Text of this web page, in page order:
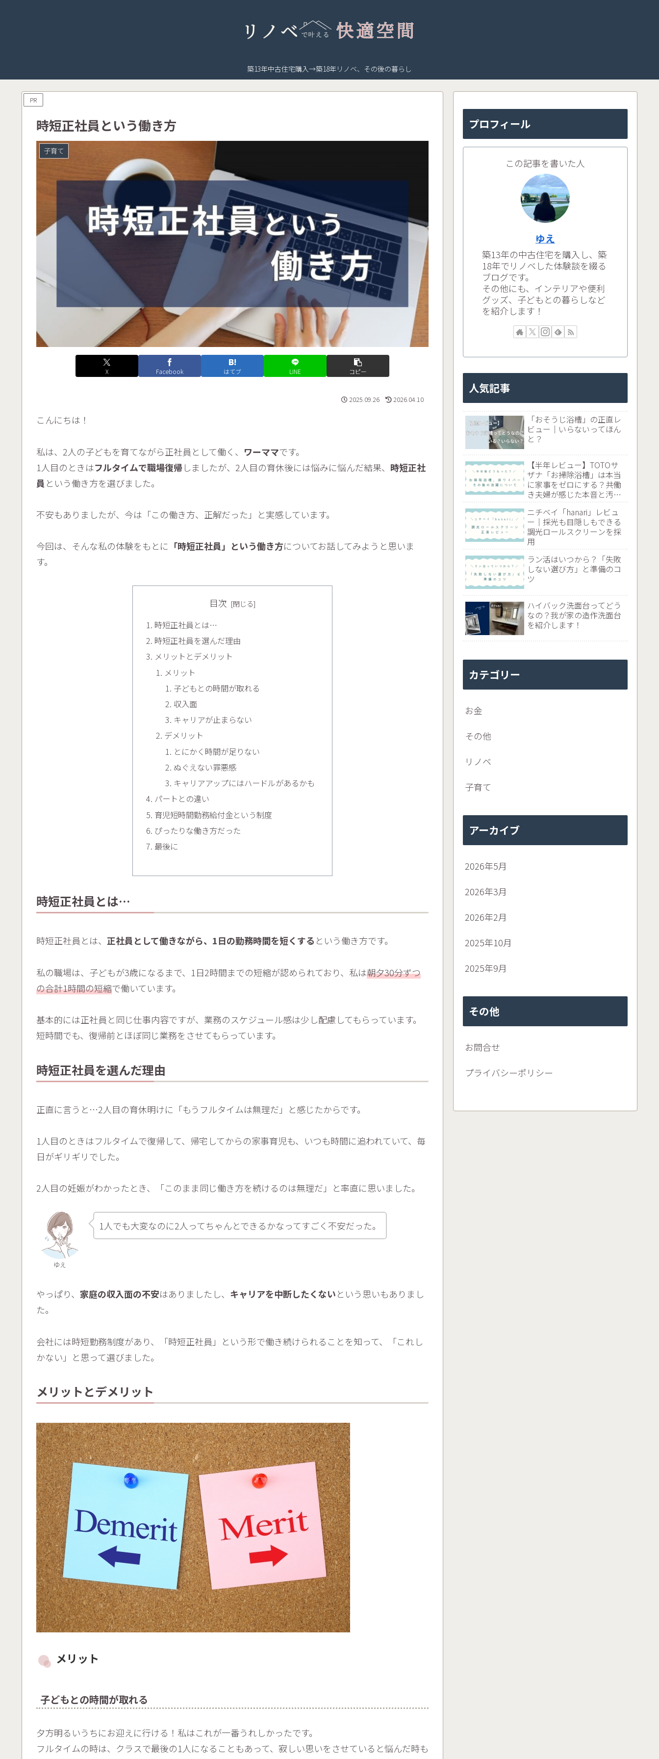
築13年中古住宅購入→築18年リノベ、その後の暮らし
PR
時短正社員という働き方
子育て
X Facebook はてブ LINE コピー
2025.09.26 2026.04.10
こんにちは！
私は、2人の子どもを育てながら正社員として働く、 ワーママです。
1人目のときはフルタイムで職場復帰しましたが、2人目の育休後には悩みに悩んだ結果、 時短正社
員 という働き方を選びました。
不安もありましたが、今は「この働き方、正解だった」と実感しています。
今回は、そんな私の体験をもとに 「時短正社員」という働き方についてお話してみようと思いま
す。
目次
時短正社員とは…
時短正社員を選んだ理由
メリットとデメリット
メリット
子どもとの時間が取れる
収入面
キャリアが止まらない
デメリット
とにかく時間が足りない
ぬぐえない罪悪感
キャリアアップにはハードルがあるかも
パートとの違い
育児短時間勤務給付金という制度
ぴったりな働き方だった
最後に
時短正社員とは…
時短正社員とは、 正社員として働きながら、1日の勤務時間を短くする という働き方です。
私の職場は、子どもが3歳になるまで、1日2時間までの短縮が認められており、私は朝夕30分ずつ
の合計1時間の短縮で働いています。
基本的には正社員と同じ仕事内容ですが、業務のスケジュール感は少し配慮してもらっています。
短時間でも、復帰前とほぼ同じ業務をさせてもらっています。
時短正社員を選んだ理由
正直に言うと…2人目の育休明けに「もうフルタイムは無理だ」と感じたからです。
1人目のときはフルタイムで復帰して、帰宅してからの家事育児も、いつも時間に追われていて、毎
日がギリギリでした。
2人目の妊娠がわかったとき、「このまま同じ働き方を続けるのは無理だ」と率直に思いました。
ゆえ
1人でも大変なのに2人ってちゃんとできるかなってすごく不安だった。
やっぱり、 家庭の収入面の不安はありましたし、 キャリアを中断したくないという思いもありまし
た。
会社には時短勤務制度があり、「時短正社員」という形で働き続けられることを知って、「これし
かない」と思って選びました。
メリットとデメリット
メリット
子どもとの時間が取れる
夕方明るいうちにお迎えに行ける！私はこれが一番うれしかったです。
フルタイムの時は、クラスで最後の1人になることもあって、寂しい思いをさせていると悩んだ時も
プロフィール
この記事を書いた人
ゆえ
築13年の中古住宅を購入し、築
18年でリノベした体験談を綴る
ブログです。
その他にも、インテリアや便利
グッズ、子どもとの暮らしなど
を紹介します！
人気記事
「おそうじ浴槽」の正直レ
ビュー｜いらないってほん
と？
【半年レビュー】TOTOサ
ザナ「お掃除浴槽」は本当
に家事をゼロにする？共働
き夫婦が感じた本音と汚れ
ニチベイ「hanari」レビュ
ー｜採光も目隠しもできる
調光ロールスクリーンを採
用
ラン活はいつから？「失敗
しない選び方」と準備のコ
ツ
ハイバック洗面台ってどう
なの？我が家の造作洗面台
を紹介します！
カテゴリー
お金
その他
リノベ
子育て
アーカイブ
2026年5月
2026年3月
2026年2月
2025年10月
2025年9月
その他
お問合せ
プライバシーポリシー